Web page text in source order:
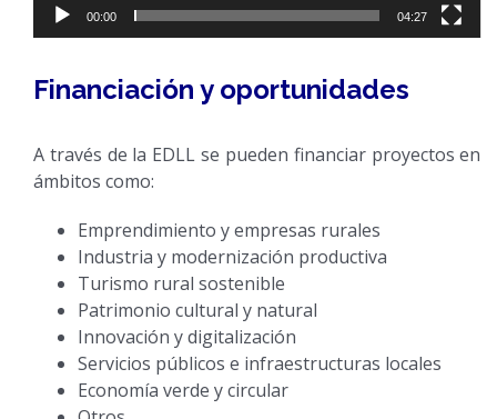
00:00 04:27
Financiación y oportunidades
A través de la EDLL se pueden financiar proyectos en
ámbitos como:
Emprendimiento y empresas rurales
Industria y modernización productiva
Turismo rural sostenible
Patrimonio cultural y natural
Innovación y digitalización
Servicios públicos e infraestructuras locales
Economía verde y circular